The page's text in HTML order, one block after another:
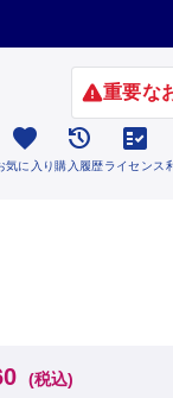
重要な

気に入り

購入履歴

ライセンス
(税込)